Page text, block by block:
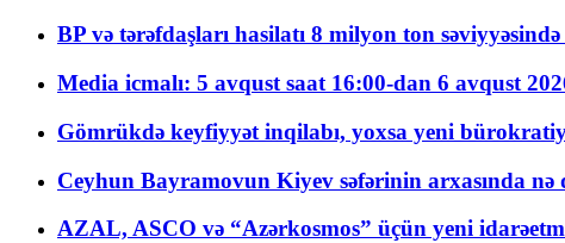
BP və tərəfdaşları hasilatı 8 milyon ton
Media icmalı: 5 avqust saat 16:00-dan 6 avqust
Gömrükdə keyfiyyət inqilabı, yoxsa yeni
Ceyhun Bayramovun Kiyev səfərinin arxasında nə
AZAL, ASCO və “Azərkosmos” üçün yeni